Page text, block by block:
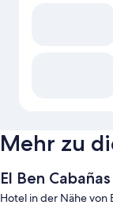
Mehr zu
El Ben Cabañas
Hotel in der Nähe von